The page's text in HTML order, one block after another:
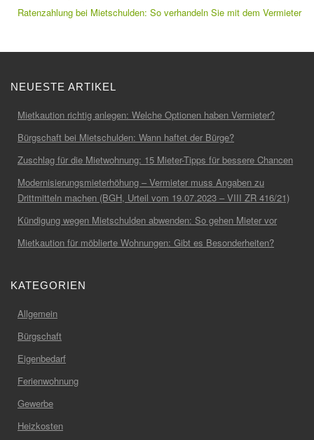
Ratenzahlung bei Mietschulden: So verhandeln Sie mit dem Vermieter
NEUESTE ARTIKEL
Mietkaution richtig anlegen: Welche Optionen haben Vermieter?
Bürgschaft bei Mietschulden: Wann haftet der Bürge?
Zuschlag für die Mietwohnung: 15 Mieter-Tipps für bessere Chancen
Modernisierungsmieterhöhung – Vermieter muss Angaben zu
Drittmitteln machen (BGH, Urteil vom 19.07.2023 – VIII ZR 416/21)
Kündigung wegen Mietschulden abwenden: So gehen Mieter vor
Mietkaution für möblierte Wohnungen: Gibt es Besonderheiten?
KATEGORIEN
Allgemein
Bürgschaft
Eigenbedarf
Ferienwohnung
Gewerbe
Heizkosten